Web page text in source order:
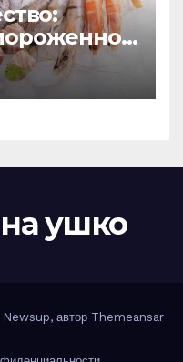
ушко
автор Themeansar